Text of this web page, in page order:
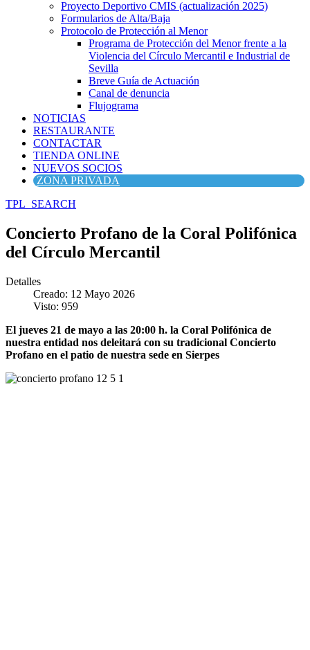
Proyecto Deportivo CMIS (actualización 2025)
Formularios de Alta/Baja
Protocolo de Protección al Menor
Programa de Protección del Menor frente a la
Violencia del Círculo Mercantil e Industrial de
Sevilla
Breve Guía de Actuación
Canal de denuncia
Flujograma
NOTICIAS
RESTAURANTE
CONTACTAR
TIENDA ONLINE
NUEVOS SOCIOS
ZONA PRIVADA
TPL_SEARCH
Concierto Profano de la Coral Polifónica
del Círculo Mercantil
Detalles
Creado: 12 Mayo 2026
Visto: 959
El jueves 21 de mayo a las 20:00 h. la Coral Polifónica de
nuestra entidad nos deleitará con su tradicional Concierto
Profano en el patio de nuestra sede en Sierpes